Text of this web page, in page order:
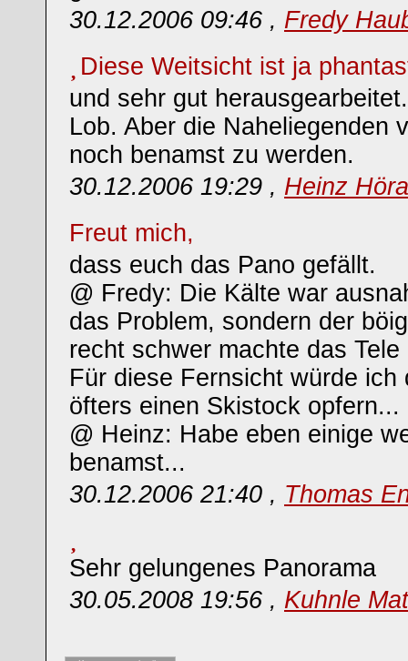
30.12.2006 09:46 , Fredy
Diese Weitsicht ist ja
und sehr gut
Lob. Aber die Naheliegenden
noch benamst zu werden.
30.12.2006 19:29 , Heinz Höra
Freut mich,
dass euch das Pano gefällt.
@ Fredy: Die Kälte war
das Problem, sondern der
recht schwer machte das
Für diese Fernsicht würde ich
öfters einen Skistock opfern...
@ Heinz: Habe eben einige
benamst...
30.12.2006 21:40 , Thomas
Sehr gelungenes Panorama
30.05.2008 19:56 , Kuhnle